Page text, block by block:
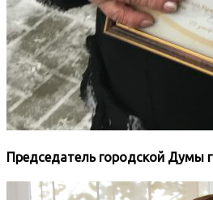
Председатель городской Думы